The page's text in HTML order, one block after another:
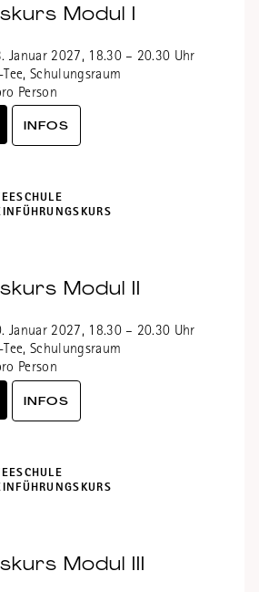
Modul I
Januar 2027, 18.30 – 20.30 Uhr
Tee, Schulungsraum
Person
INFOS
Modul II
Januar 2027, 18.30 – 20.30 Uhr
Tee, Schulungsraum
Person
INFOS
Modul III